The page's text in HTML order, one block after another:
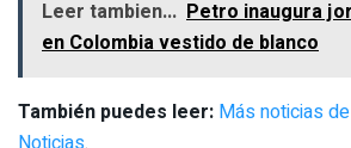
Leer tambien... Petro inaugura
en Colombia vestido de blanco
También puedes leer: Más noticias